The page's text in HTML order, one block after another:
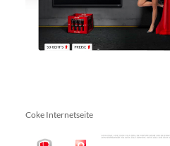
Coke Internetseite